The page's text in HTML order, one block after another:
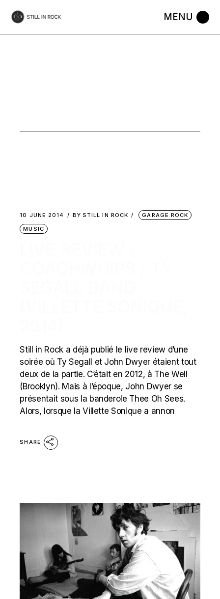
the
10 JUNE 2014 BY STILL IN ROCK
GARAGE ROCK
MUSIC
Still in Rock a déjà publié le live review d’une
soirée où Ty Segall et John Dwyer étaient tout
deux de la partie. C’était en 2012, à The Well
(Brooklyn). Mais à l’époque, John Dwyer se
présentait sous la banderole Thee Oh Sees.
Alors, lorsque la Villette Sonique a annon
SHARE